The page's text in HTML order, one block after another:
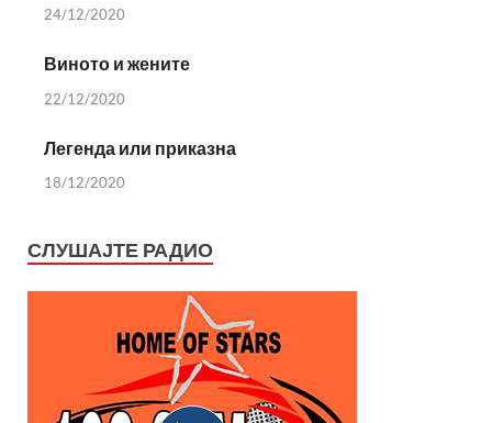
24/12/2020
Виното и жените
22/12/2020
Легенда или приказна
18/12/2020
СЛУШАЈТЕ РАДИО